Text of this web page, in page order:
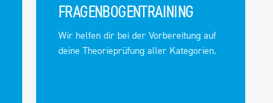
FRAGENBOGENTRAINING
Wir helfen dir bei der Vorbereitung auf
deine Theorieprüfung aller Kategorien.